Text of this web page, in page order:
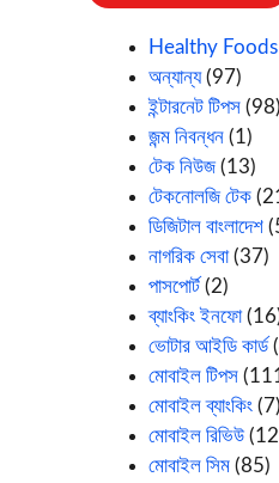
Healthy Foods
অন্যান্য(97)
ইন্টারনেট টিপস (98)
জন্ম নিবন্ধন (1)
টেক নিউজ(13)
টেকনোলজি টেক
ডিজিটাল বাংলাদেশ
নাগরিক সেবা(37)
পাসপোর্ট (2)
ব্যাংকিং ইনফো
ভোটার আইডি কার্ড
মোবাইল টিপস
মোবাইল ব্যাংকিং (7)
মোবাইল রিভিউ
মোবাইল সিম (85)